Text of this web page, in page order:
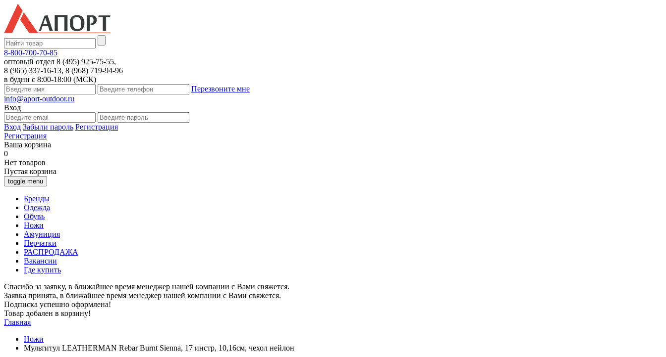
8-800-700-70-85
оптовый отдел 8 (495) 925-75-55,
8 (965) 337-16-13, 8 (968) 719-94-96
в будни с 8:00-18:00 (МСК)
Перезвоните мне
info@aport-outdoor.ru
Вход
Вход Забыли пароль Регистрация
Регистрация
Ваша корзина
0
Нет товаров
Пустая корзина
toggle menu
Бренды
Одежда
Обувь
Ножи
Амуниция
Перчатки
РАСПРОДАЖА
Вакансии
Где купить
Спасибо за заявку, в ближайшее время менеджер нашей компании с Вами свяжется.
Заявка принята, в ближайшее время менеджер нашей компании с Вами свяжется.
Подписка успешно оформлена!
Товар добален в корзину!
Главная
Ножи
Мультитул LEATHERMAN Rebar Burnt Sienna, 17 инстр, 10,16см, чехол нейлон